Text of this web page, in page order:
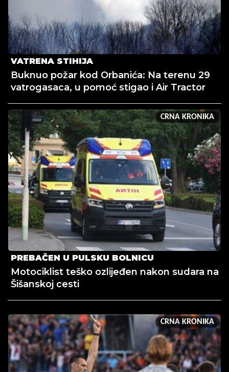
VATRENA STIHIJA
Buknuo požar kod Orbanića: Na terenu 29
vatrogasaca, u pomoć stigao i Air Tractor
CRNA KRONIKA
PREBAČEN U PULSKU BOLNICU
Motociklist teško ozlijeđen nakon sudara na
Šišanskoj cesti
CRNA KRONIKA